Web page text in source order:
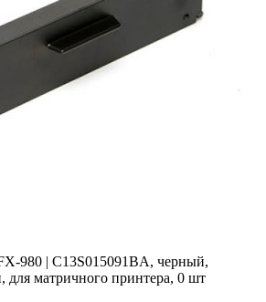
980 | C13S015091BA, черный,
матричного принтера, 0 шт